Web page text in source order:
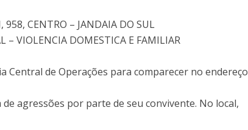
CENTRO – JANDAIA DO SUL
VIOLENCIA DOMESTICA E FAMILIAR
Central de Operações para comparecer no endereço
agressões por parte de seu convivente. No local,